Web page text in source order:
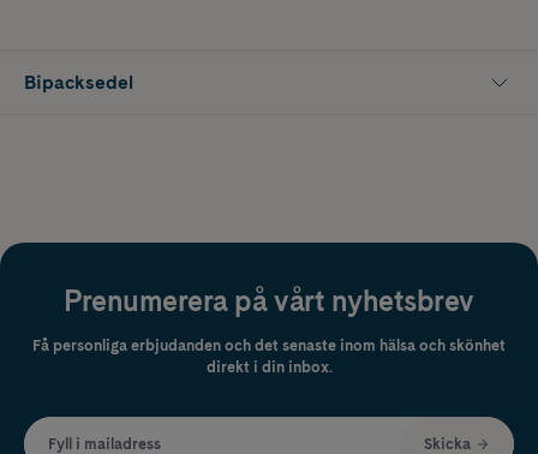
Bipacksedel
Prenumerera på vårt nyhetsbrev
Få personliga erbjudanden och det senaste inom hälsa och skönhet
direkt i din inbox.
Fyll i mailadress Skicka